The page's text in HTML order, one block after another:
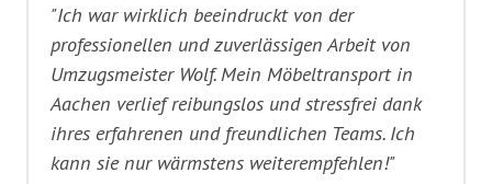
"Ich war wirklich beeindruckt von der
professionellen und zuverlässigen Arbeit von
Umzugsmeister Wolf. Mein Möbeltransport in
Aachen verlief reibungslos und stressfrei dank
ihres erfahrenen und freundlichen Teams. Ich
kann sie nur wärmstens weiterempfehlen!"